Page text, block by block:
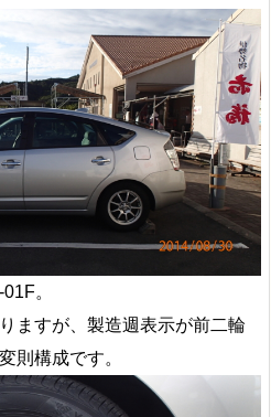
。
ますが、製造週表示が前二輪
則構成です。